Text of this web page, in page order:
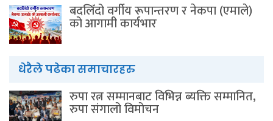
बदलिँदो वर्गीय रूपान्तरण र नेकपा (एमाले)
को आगामी कार्यभार
धेरैले पढेका समाचारहरु
रुपा रत्न सम्मानबाट विभिन्न ब्यक्ति सम्मानित,
रुपा संगालो विमोचन